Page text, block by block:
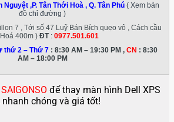
,P. Tân Thới Hoà , Q. Tân Phú ( Xem bản
đồ chỉ đường )
7 , Tới số 47 Luỹ Bán Bích quẹo vô , Cách cầu
400m ) ĐT: 0977.501.601
thứ 2 – Thứ 7: 8:30 AM – 19:30 PM , CN : 8:30
AM – 18:00 PM
SAIGONSO để thay màn hình Dell XPS
chóng và giá tốt!